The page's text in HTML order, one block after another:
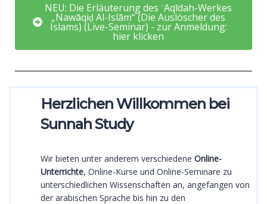
NEU: Die Erläuterung des ʿAqīdah-Werkes
„Nawāqiḍ Al-Islām“ (Die Auslöscher des
Islams) (Live-Seminar) - zur Anmeldung:
hier klicken
Herzlichen Willkommen bei
Sunnah Study
Wir bieten unter anderem verschiedene Online-
Unterrichte, Online-Kurse und Online-Seminare zu
unterschiedlichen Wissenschaften an, angefangen von
der arabischen Sprache bis hin zu den